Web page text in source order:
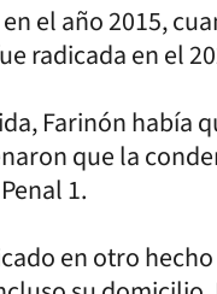
el año 2015,
radicada en el
Farinón había
que la
1.
en otro